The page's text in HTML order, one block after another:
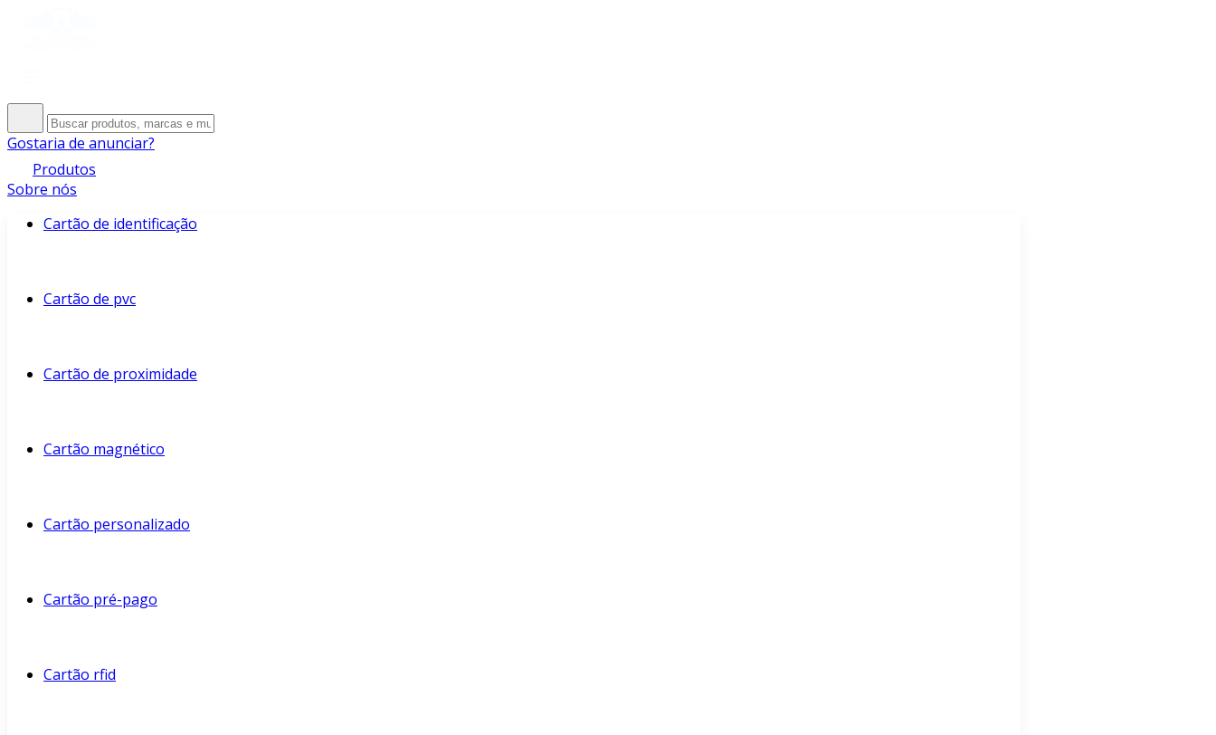
Gostaria de anunciar?
Produtos
Sobre nós
Cartão de identificação
Cartão de pvc
Cartão de proximidade
Cartão magnético
Cartão personalizado
Cartão pré-pago
Cartão rfid